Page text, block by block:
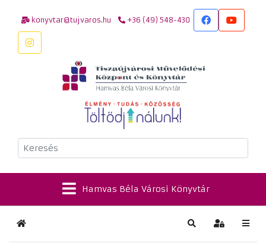
konyvtar@tujvaros.hu +36 (49) 548-430
Keresés
Hamvas Béla Városi Könyvtár
Kezdőlap Keresés